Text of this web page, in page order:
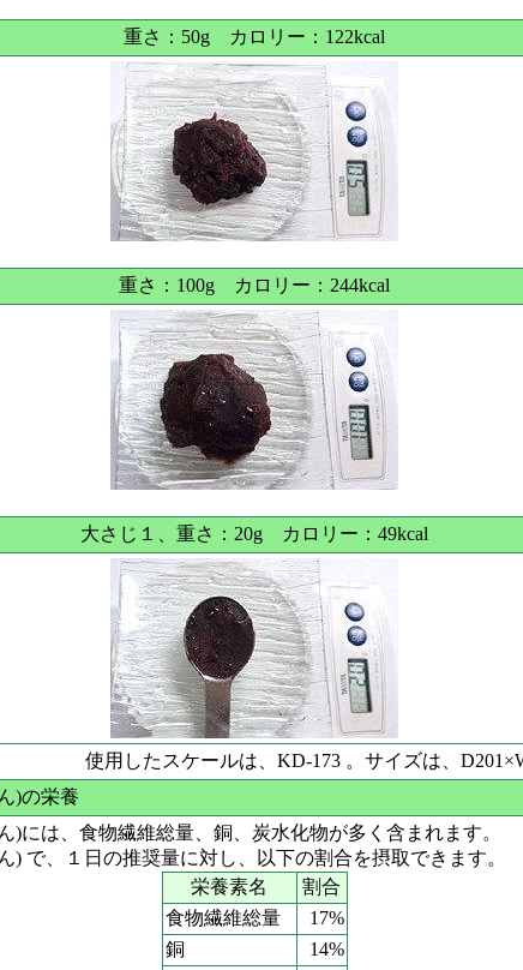
重さ：50g カロリー：122kcal
重さ：100g カロリー：244kcal
大さじ１、重さ：20g カロリー：49kcal
使用したスケールは、KD-173 。サイズは、
)の栄養
)には、食物繊維総量、銅、炭水化物が多く含まれます。
) で、１日の推奨量に対し、以下の割合を摂取できます。
栄養素名
割合
食物繊維総量
17%
銅
14%